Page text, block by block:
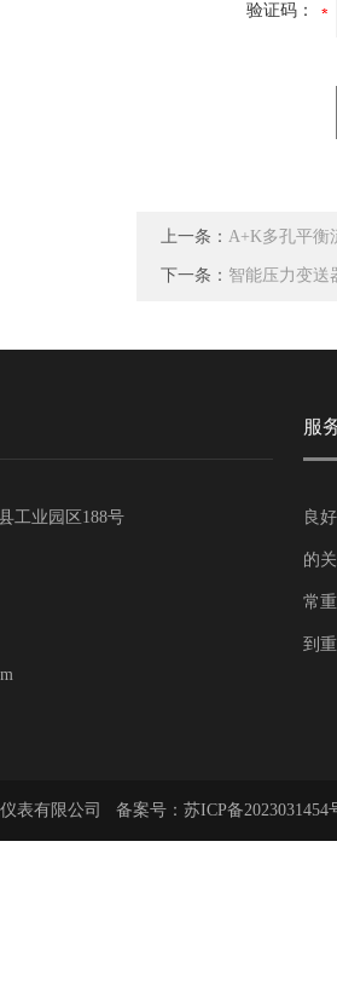
验证码：
上一条： A+K多孔平衡
下一条： 智能压力变送
工业园区188号
服
良
的
常
到
表有限公司 备案号： 苏ICP备2023031454